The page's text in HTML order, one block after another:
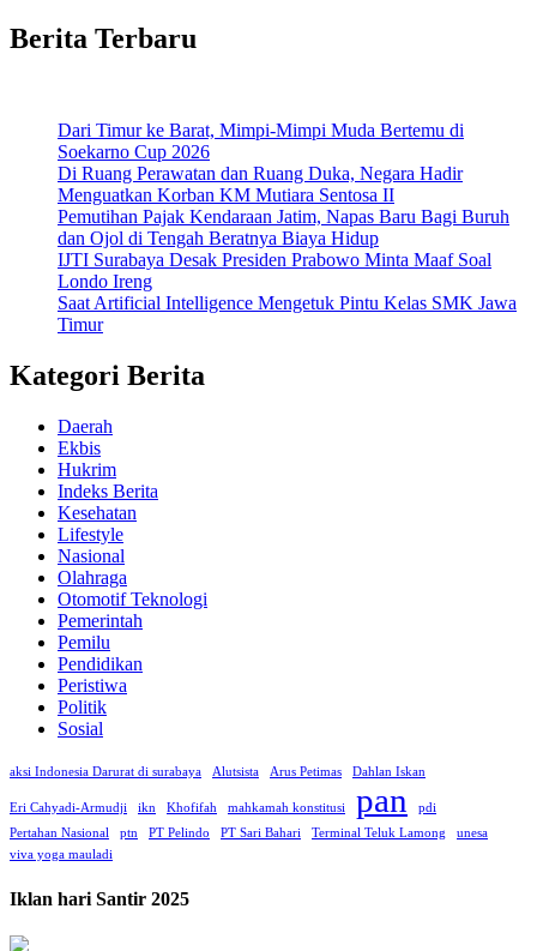
Berita Terbaru
Dari Timur ke Barat, Mimpi-Mimpi Muda Bertemu di
Soekarno Cup 2026
Di Ruang Perawatan dan Ruang Duka, Negara Hadir
Menguatkan Korban KM Mutiara Sentosa II
Pemutihan Pajak Kendaraan Jatim, Napas Baru Bagi Buruh
dan Ojol di Tengah Beratnya Biaya Hidup
IJTI Surabaya Desak Presiden Prabowo Minta Maaf Soal
Londo Ireng
Saat Artificial Intelligence Mengetuk Pintu Kelas SMK Jawa
Timur
Kategori Berita
Daerah
Ekbis
Hukrim
Indeks Berita
Kesehatan
Lifestyle
Nasional
Olahraga
Otomotif Teknologi
Pemerintah
Pemilu
Pendidikan
Peristiwa
Politik
Sosial
aksi Indonesia Darurat di surabaya Alutsista Arus Petimas Dahlan Iskan
Eri Cahyadi-Armudji ikn Khofifah mahkamah konstitusi pan
pdi
Pertahan Nasional
ptn PT Pelindo PT Sari Bahari Terminal Teluk Lamong
unesa
viva yoga mauladi
Iklan hari Santir 2025